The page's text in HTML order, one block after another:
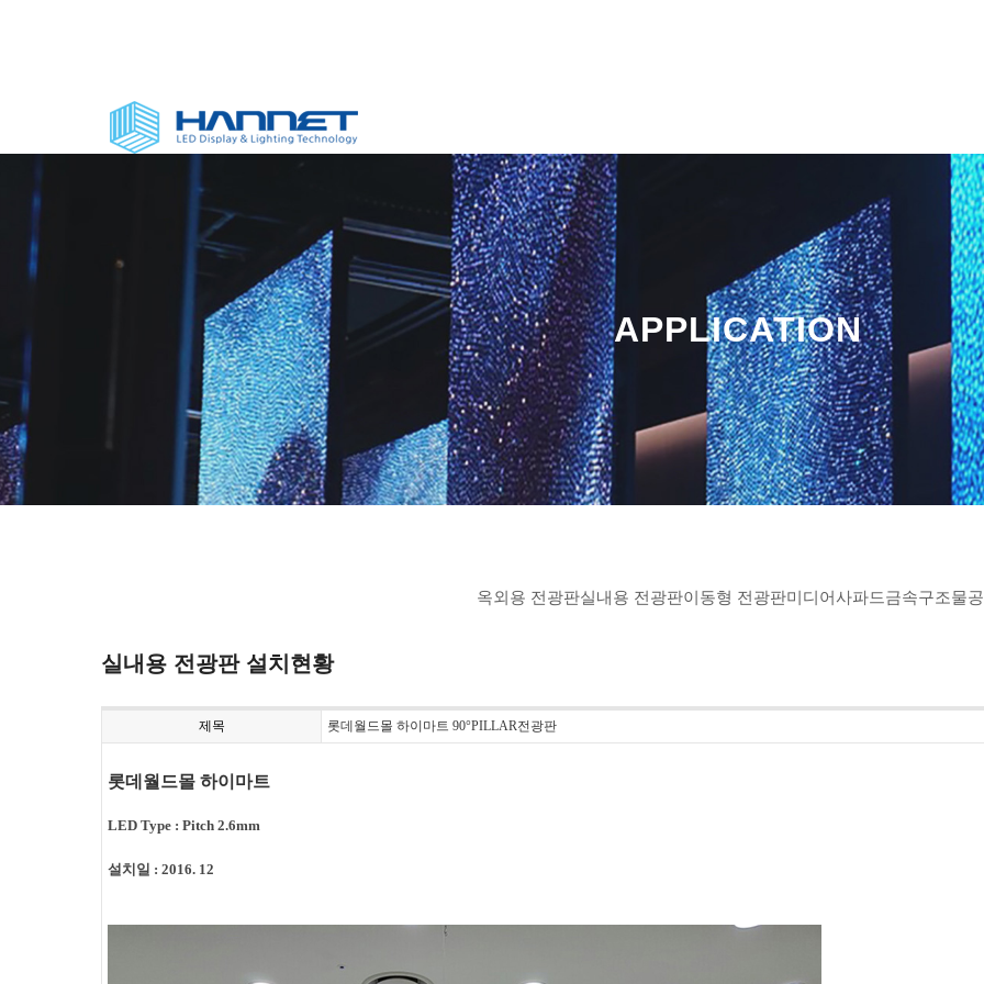
APPLICATION
옥외용 전광판실내용 전광판이동형 전광판미디어사파드금속구조물
실내용 전광판 설치현황
제목 롯데월드몰 하이마트 90°PILLAR전광판
롯데월드몰 하이마트
LED Type : Pitch 2.6mm
설치일 : 2016. 12